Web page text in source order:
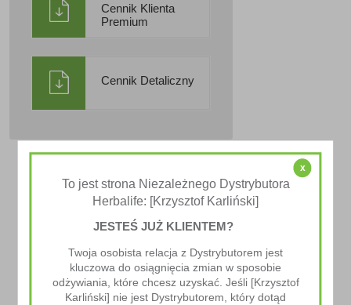
Cennik Klienta
Premium
Cennik Detaliczny
x
To jest strona Niezależnego Dystrybutora
Herbalife: [Krzysztof Karliński]
JESTEŚ JUŻ KLIENTEM?
Twoja osobista relacja z Dystrybutorem jest
kluczowa do osiągnięcia zmian w sposobie
odżywiania, które chcesz uzyskać. Jeśli [Krzysztof
Karliński] nie jest Dystrybutorem, który dotąd